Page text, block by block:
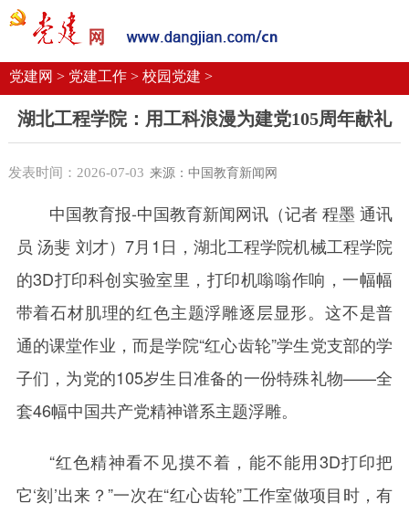
党建要闻
机关党建
校园党建 企业党建
党建网 > 党建工作 > 校园党建 >
湖北工程学院：用工科浪漫为建党105周年献礼
发表时间：2026-07-03 来源：中国教育新闻网
中国教育报-中国教育新闻网讯（记者 程墨 通讯
员 汤斐 刘才）7月1日，湖北工程学院机械工程学院
的3D打印科创实验室里，打印机嗡嗡作响，一幅幅
带着石材肌理的红色主题浮雕逐层显形。这不是普
通的课堂作业，而是学院“红心齿轮”学生党支部的学
子们，为党的105岁生日准备的一份特殊礼物——全
套46幅中国共产党精神谱系主题浮雕。
“红色精神看不见摸不着，能不能用3D打印把
它‘刻’出来？”一次在“红心齿轮”工作室做项目时，有